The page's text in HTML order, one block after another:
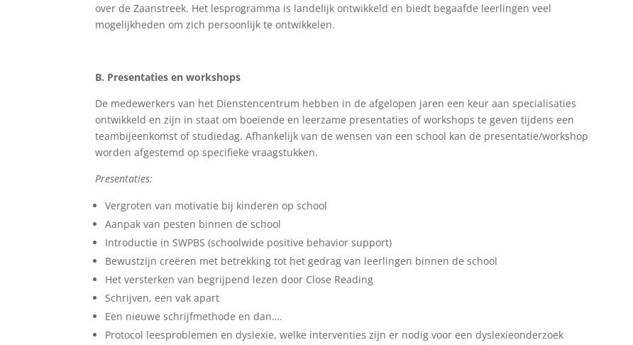
over de Zaanstreek. Het lesprogramma is landelijk ontwikkeld en biedt begaafde leerlingen veel
mogelijkheden om zich persoonlijk te ontwikkelen.
B. Presentaties en workshops
De medewerkers van het Dienstencentrum hebben in de afgelopen jaren een keur aan specialisaties
ontwikkeld en zijn in staat om boeiende en leerzame presentaties of workshops te geven tijdens een
teambijeenkomst of studiedag. Afhankelijk van de wensen van een school kan de presentatie/workshop
worden afgestemd op specifieke vraagstukken.
Presentaties:
Vergroten van motivatie bij kinderen op school
Aanpak van pesten binnen de school
Introductie in SWPBS (schoolwide positive behavior support)
Bewustzijn creëren met betrekking tot het gedrag van leerlingen binnen de school
Het versterken van begrijpend lezen door Close Reading
Schrijven, een vak apart
Een nieuwe schrijfmethode en dan….
Protocol leesproblemen en dyslexie, welke interventies zijn er nodig voor een dyslexieonderzoek